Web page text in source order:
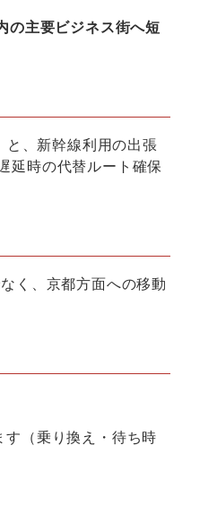
の主要ビジネス街へ短
と、新幹線利用の出張
延時の代替ルート確保
く、京都方面への移動
（乗り換え・待ち時